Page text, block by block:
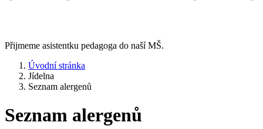
Přijmeme asistentku pedagoga do naší MŠ.
Úvodní stránka
Jídelna
Seznam alergenů
Seznam alergenů